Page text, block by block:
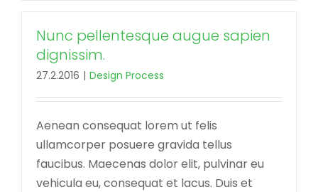
Nunc pellentesque augue sapien
dignissim.
27.2.2016 | Design Process
Aenean consequat lorem ut felis
ullamcorper posuere gravida tellus
faucibus. Maecenas dolor elit, pulvinar eu
vehicula eu, consequat et lacus. Duis et